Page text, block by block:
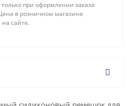
при оформлении заказа
в розничном магазине
сайте.